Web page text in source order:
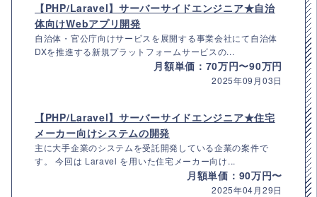
【PHP/Laravel】サーバーサイドエンジニア★自治
体向けWebアプリ開発
自治体・官公庁向けサービスを展開する事業会社にて自治体
DXを推進する新規プラットフォームサービスの...
月額単価：70万円〜90万円
2025年09月03日
【PHP/Laravel】サーバーサイドエンジニア★住宅
メーカー向けシステムの開発
主に大手企業のシステムを受託開発している企業の案件で
す。 今回は Laravel を用いた住宅メーカー向け...
月額単価：90万円〜
2025年04月29日